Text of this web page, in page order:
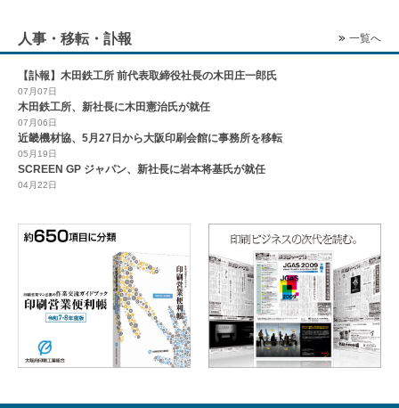
人事・移転・訃報 一覧へ
【訃報】木田鉄工所 前代表取締役社長の木田庄一郎氏
07月07日
木田鉄工所、新社長に木田憲治氏が就任
07月06日
近畿機材協、5月27日から大阪印刷会館に事務所を移転
05月19日
SCREEN GP ジャパン、新社長に岩本将基氏が就任
04月22日